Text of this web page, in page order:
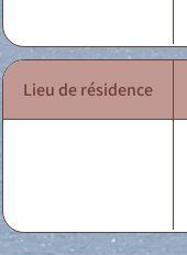
Lieu de résidence